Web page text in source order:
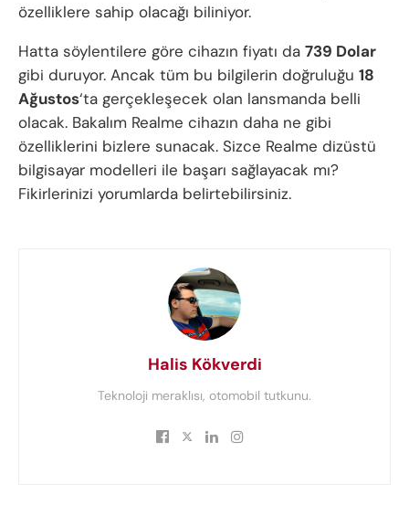
özelliklere sahip olacağı biliniyor.
Hatta söylentilere göre cihazın fiyatı da 739 Dolar
gibi duruyor. Ancak tüm bu bilgilerin doğruluğu 18
Ağustos‘ta gerçekleşecek olan lansmanda belli
olacak. Bakalım Realme cihazın daha ne gibi
özelliklerini bizlere sunacak. Sizce Realme dizüstü
bilgisayar modelleri ile başarı sağlayacak mı?
Fikirlerinizi yorumlarda belirtebilirsiniz.
Halis Kökverdi
Teknoloji meraklısı, otomobil tutkunu.